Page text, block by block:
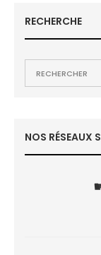
RECHERCHE
NOS RÉSEAUX